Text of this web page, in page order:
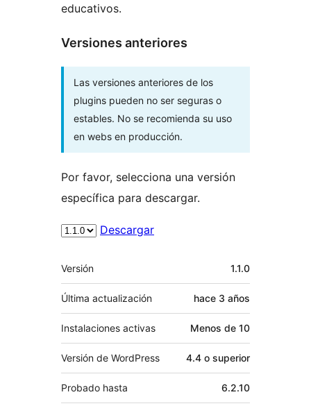
educativos.
Versiones anteriores
Las versiones anteriores de los
plugins pueden no ser seguras o
estables. No se recomienda su uso
en webs en producción.
Por favor, selecciona una versión
específica para descargar.
Descargar
Meta
Versión 1.1.0
Última actualización hace 3 años
Instalaciones activas Menos de 10
Versión de WordPress 4.4 o superior
Probado hasta 6.2.10